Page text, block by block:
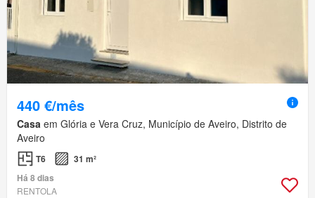
440 €/mês
Casa em Glória e Vera Cruz, Município de Aveiro, Distrito de
Aveiro
T6
31 m²
Há 8 dias
RENTOLA